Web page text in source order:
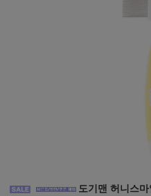
도기맨 허니스마